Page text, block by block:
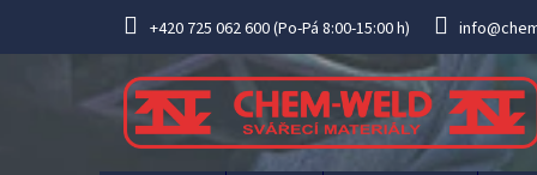
obsah
+420 725 062 600 (Po-Pá 8:00-15:00 h)